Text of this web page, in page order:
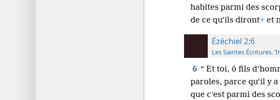
habites parmi des
de ce qu’ils diront+et
Ézéchiel 2:6
Les Saintes Écritures.
6 “ Et toi, ô fils
paroles, parce qu’il y
que c’est parmi des